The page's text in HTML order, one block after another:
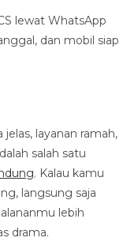
lewat WhatsApp
dan mobil siap
layanan ramah,
salah satu
. Kalau kamu
langsung saja
lebih
drama.